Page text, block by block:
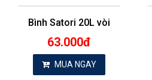
Bình Satori 20L vòi
63.000đ
MUA NGAY